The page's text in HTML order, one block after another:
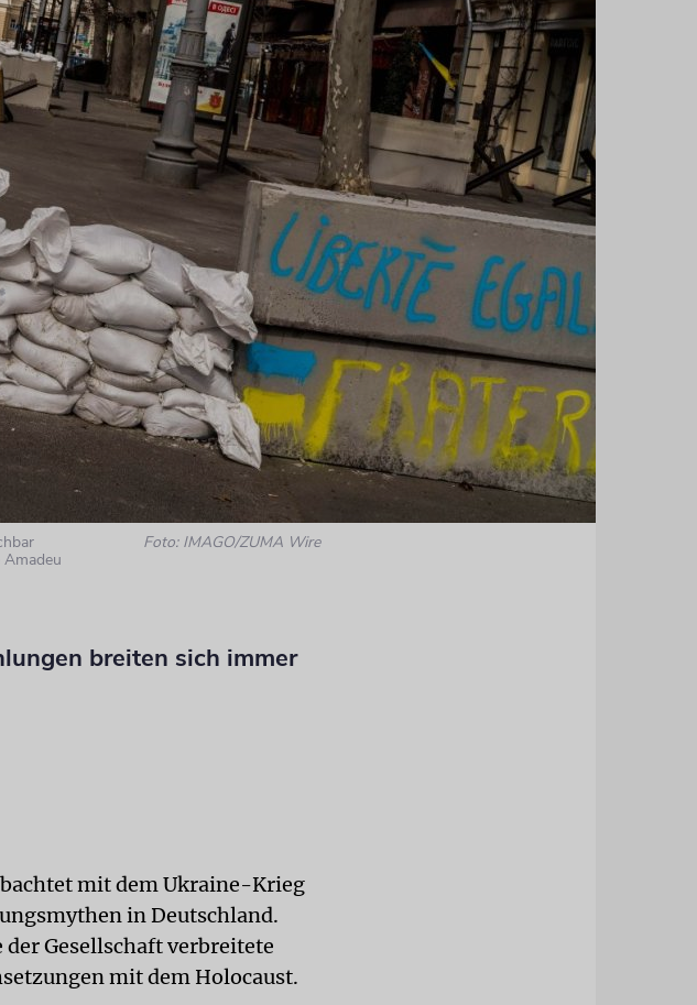
Foto: IMAGO/ZUMA Wire
breiten sich immer
mit dem Ukraine-Krieg
in Deutschland.
Gesellschaft verbreitete
mit dem Holocaust.